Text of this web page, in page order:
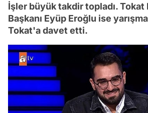
İşler büyük takdir topladı. Tokat
Başkanı Eyüp Eroğlu ise
Tokat'a davet etti.